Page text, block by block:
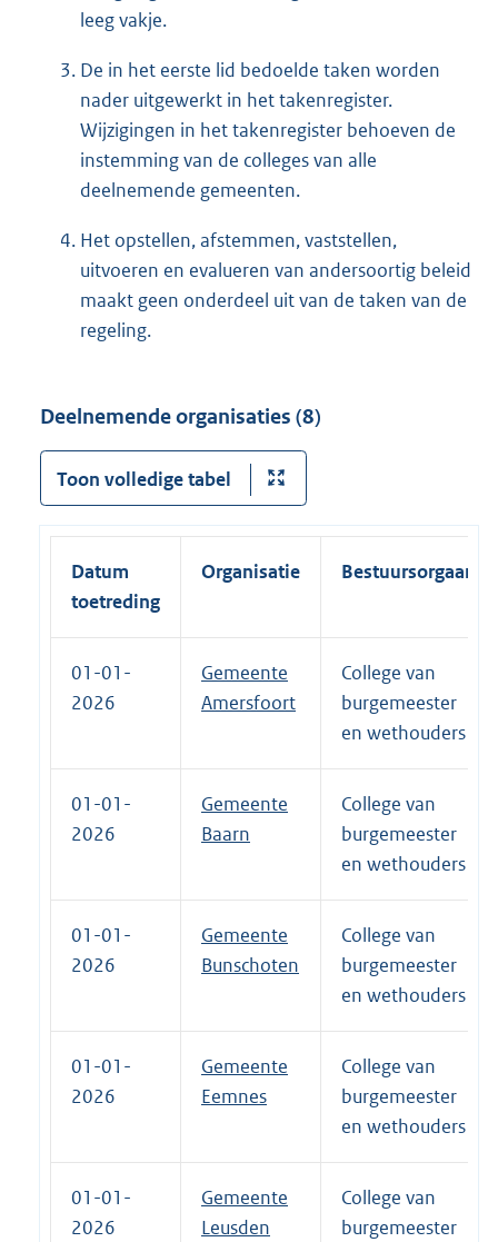
leeg vakje.
De in het eerste lid bedoelde taken worden
nader uitgewerkt in het takenregister.
Wijzigingen in het takenregister behoeven de
instemming van de colleges van alle
deelnemende gemeenten.
Het opstellen, afstemmen, vaststellen,
uitvoeren en evalueren van andersoortig beleid
maakt geen onderdeel uit van de taken van de
regeling.
Deelnemende organisaties (8)
Toon volledige tabel
Datum
toetreding
Organisatie Bestuursorgaan
01-01-
2026
Gemeente
Amersfoort
College van
burgemeester
en wethouders
01-01-
2026
Gemeente
Baarn
College van
burgemeester
en wethouders
01-01-
2026
Gemeente
Bunschoten
College van
burgemeester
en wethouders
01-01-
2026
Gemeente
Eemnes
College van
burgemeester
en wethouders
01-01-
2026
Gemeente
Leusden
College van
burgemeester